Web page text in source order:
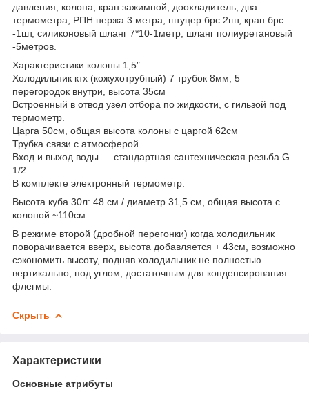
давления, колона, кран зажимной, доохладитель, два
термометра, РПН нержа 3 метра, штуцер брс 2шт, кран брс
-1шт, силиконовый шланг 7*10-1метр, шланг полиуретановый
-5метров.
Характеристики колоны 1,5″
Холодильник ктх (кожухотрубный) 7 трубок 8мм, 5
перегородок внутри, высота 35см
Встроенный в отвод узел отбора по жидкости, с гильзой под
термометр.
Царга 50см, общая высота колоны с царгой 62см
Трубка связи с атмосферой
Вход и выход воды — стандартная сантехническая резьба G
1/2
В комплекте электронный термометр.
Высота куба 30л: 48 см / диаметр 31,5 см, общая высота с
колоной ~110см
В режиме второй (дробной перегонки) когда холодильник
поворачивается вверх, высота добавляется + 43см, возможно
сэкономить высоту, подняв холодильник не полностью
вертикально, под углом, достаточным для конденсирования
флегмы.
Скрыть
Характеристики
Основные атрибуты